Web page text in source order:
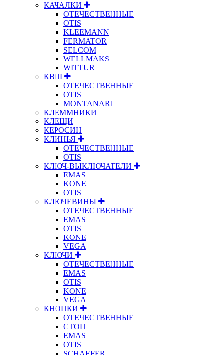
КАЧАЛКИ
ОТЕЧЕСТВЕННЫЕ
OTIS
KLEEMANN
FERMATOR
SELCOM
WELLMAKS
WITTUR
КВШ
ОТЕЧЕСТВЕННЫЕ
OTIS
MONTANARI
КЛЕММНИКИ
КЛЕЩИ
КЕРОСИН
КЛИНЬЯ
ОТЕЧЕСТВЕННЫЕ
OTIS
КЛЮЧ-ВЫКЛЮЧАТЕЛИ
EMAS
KONE
OTIS
КЛЮЧЕВИНЫ
ОТЕЧЕСТВЕННЫЕ
EMAS
OTIS
KONE
VEGA
КЛЮЧИ
ОТЕЧЕСТВЕННЫЕ
EMAS
OTIS
KONE
VEGA
КНОПКИ
ОТЕЧЕСТВЕННЫЕ
СТОП
EMAS
OTIS
SCHAEFER